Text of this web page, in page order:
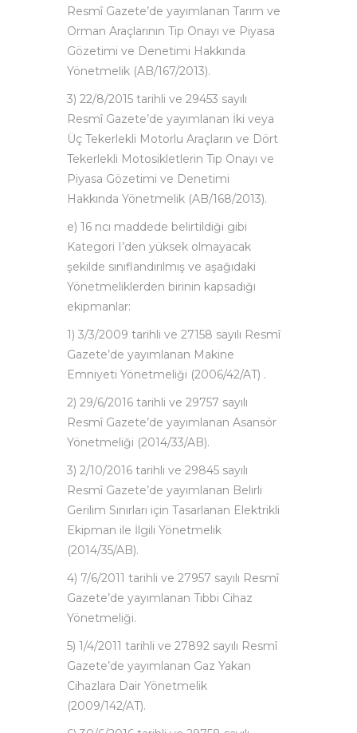
Resmî Gazete’de yayımlanan Tarım ve
Orman Araçlarının Tip Onayı ve Piyasa
Gözetimi ve Denetimi Hakkında
Yönetmelik (AB/167/2013).
3) 22/8/2015 tarihli ve 29453 sayılı
Resmî Gazete’de yayımlanan İki veya
Üç Tekerlekli Motorlu Araçların ve Dört
Tekerlekli Motosikletlerin Tip Onayı ve
Piyasa Gözetimi ve Denetimi
Hakkında Yönetmelik (AB/168/2013).
e) 16 ncı maddede belirtildiği gibi
Kategori I’den yüksek olmayacak
şekilde sınıflandırılmış ve aşağıdaki
Yönetmeliklerden birinin kapsadığı
ekipmanlar:
1) 3/3/2009 tarihli ve 27158 sayılı Resmî
Gazete’de yayımlanan Makine
Emniyeti Yönetmeliği (2006/42/AT) .
2) 29/6/2016 tarihli ve 29757 sayılı
Resmî Gazete’de yayımlanan Asansör
Yönetmeliği (2014/33/AB).
3) 2/10/2016 tarihli ve 29845 sayılı
Resmî Gazete’de yayımlanan Belirli
Gerilim Sınırları için Tasarlanan Elektrikli
Ekipman ile İlgili Yönetmelik
(2014/35/AB).
4) 7/6/2011 tarihli ve 27957 sayılı Resmî
Gazete’de yayımlanan Tıbbi Cihaz
Yönetmeliği.
5) 1/4/2011 tarihli ve 27892 sayılı Resmî
Gazete’de yayımlanan Gaz Yakan
Cihazlara Dair Yönetmelik
(2009/142/AT).